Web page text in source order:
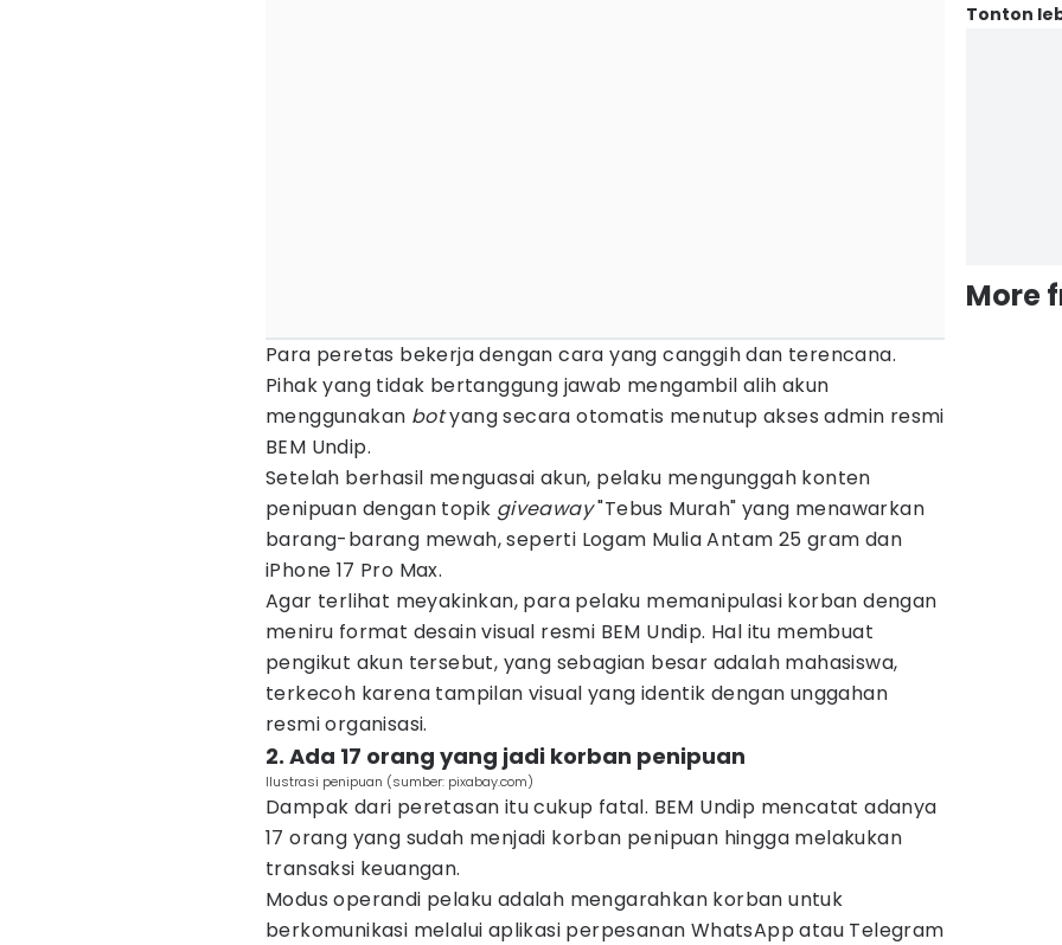
Para peretas bekerja dengan cara yang canggih dan terencana.
Pihak yang tidak bertanggung jawab mengambil alih akun
menggunakan botyang secara otomatis menutup akses admin resmi
BEM Undip.
Setelah berhasil menguasai akun, pelaku mengunggah konten
penipuan dengan topik giveaway"Tebus Murah" yang menawarkan
barang-barang mewah, seperti Logam Mulia Antam 25 gram dan
iPhone 17 Pro Max.
Agar terlihat meyakinkan, para pelaku memanipulasi korban dengan
meniru format desain visual resmi BEM Undip. Hal itu membuat
pengikut akun tersebut, yang sebagian besar adalah mahasiswa,
terkecoh karena tampilan visual yang identik dengan unggahan
resmi organisasi.
2. Ada 17 orang yang jadi korban penipuan
Ilustrasi penipuan (sumber: pixabay.com)
Dampak dari peretasan itu cukup fatal. BEM Undip mencatat adanya
17 orang yang sudah menjadi korban penipuan hingga melakukan
transaksi keuangan.
Modus operandi pelaku adalah mengarahkan korban untuk
berkomunikasi melalui aplikasi perpesanan WhatsApp atau Telegram
Tonton
More